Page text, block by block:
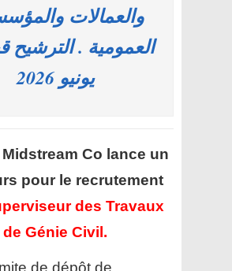
والعمالات
يونيو 2026
Midstream Co lance un
pour le recrutement
des Travaux
de Génie Civil.